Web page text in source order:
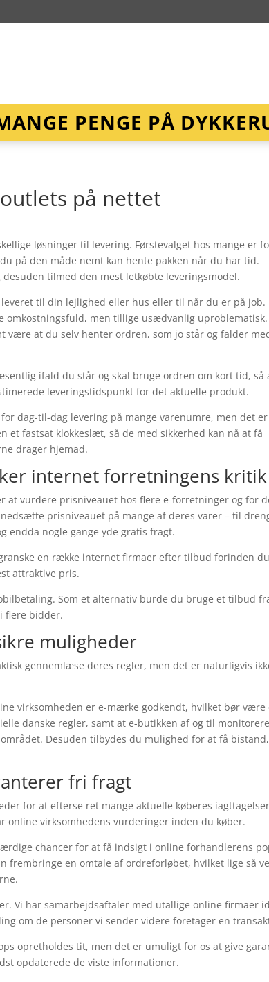
PENGE PÅ
på nettet
løsninger til levering. Førstevalget hos mange er
på den måde nemt kan hente pakken når du har tid.
tilmed den mest letkøbte leveringsmodel.
til din lejlighed eller hus eller til når du er på job.
omkostningsfuld, men tillige usædvanlig
være at du selv henter ordren, som jo står og falder
ifald du står og skal bruge ordren om kort tid, så
leveringstidspunkt for det aktuelle produkt.
dag-til-dag levering på mange varenumre, men det er
et fastsat klokkeslæt, så de med sikkerhed kan nå at få
drager hjemad.
internet forretningens kritik
at vurdere prisniveauet hos flere e-forretninger og for
prisniveauet på mange af deres varer – til
endda nogle gange yde gratis fragt.
en række internet firmaer efter tilbud forinden
attraktive pris.
Som et alternativ burde du bruge et tilbud
flere bidder.
muligheder
gennemlæse deres regler, men det er naturligvis
virksomheden er e-mærke godkendt, hvilket bør være
danske regler, samt at e-butikken af og til
Desuden tilbydes du mulighed for at få
fri fragt
for at efterse ret mange aktuelle køberes
online virksomhedens vurderinger inden du køber.
chancer for at få indsigt i online forhandlerens
frembringe en omtale af ordreforløbet, hvilket lige så
Vi har samarbejdsaftaler med utallige online firmaer
om de personer vi sender videre foretager en
opretholdes tit, men det er umuligt for os at give
opdaterede de viste informationer.